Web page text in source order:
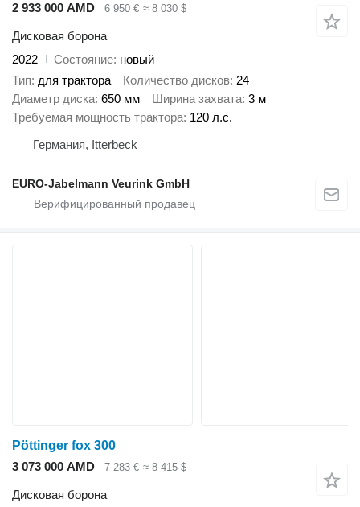
2 933 000 AMD
6 950 € ≈ 8 030 $
Дисковая борона
2022
Состояние новый
Тип для трактора Количество дисков 24
Диаметр диска 650 мм Ширина захвата 3 м
Требуемая мощность трактора 120 л.с.
Германия, Itterbeck
EURO-Jabelmann Veurink GmbH
Pöttinger fox 300
3 073 000 AMD
7 283 € ≈ 8 415 $
Дисковая борона